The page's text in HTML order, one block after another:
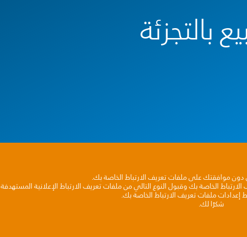
بالتجزئة
دون موافقتك على ملفات تعريف الارتباط الخاصة بك.
الخاصة بك وقبول النوع التالي من ملفات تعريف الارتباط الإعلانية المستهدفة
ملفات تعريف الارتباط الخاصة بك.
شكرًا لك.